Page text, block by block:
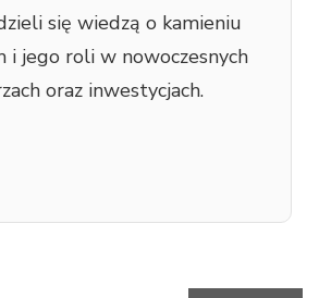
się wiedzą o kamieniu
i jego roli w nowoczesnych
oraz inwestycjach.